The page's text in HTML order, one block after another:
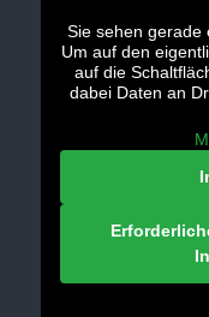
Sie sehen gerade
Um auf den
auf die
dabei Daten an